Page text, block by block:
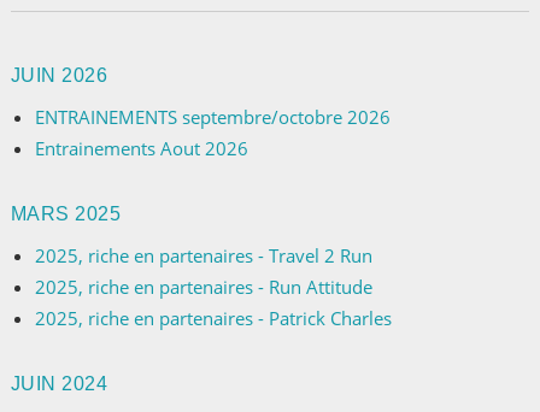
JUIN 2026
ENTRAINEMENTS septembre/octobre 2026
Entrainements Aout 2026
MARS 2025
2025, riche en partenaires - Travel 2 Run
2025, riche en partenaires - Run Attitude
2025, riche en partenaires - Patrick Charles
JUIN 2024